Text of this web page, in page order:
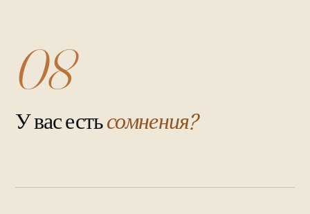
08
У вас естьсомнения?